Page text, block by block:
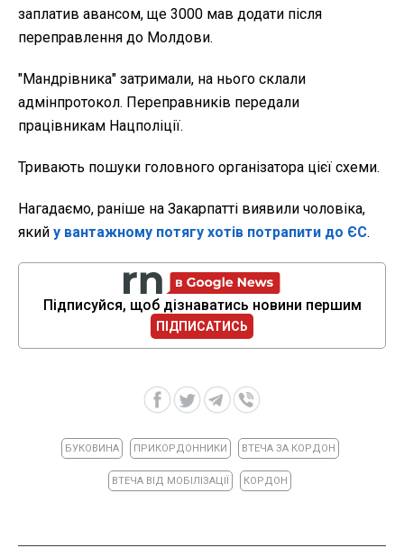
заплатив авансом, ще 3000 мав додати після
переправлення до Молдови.
"Мандрівника" затримали, на нього склали
адмінпротокол. Переправників передали
працівникам Нацполіції.
Тривають пошуки головного організатора цієї схеми.
Нагадаємо, раніше на Закарпатті виявили чоловіка,
який у вантажному потягу хотів потрапити до ЄС.
Підписуйся, щоб дізнаватись новини першим
ПІДПИСАТИСЬ
БУКОВИНА ПРИКОРДОННИКИ ВТЕЧА ЗА КОРДОН
ВТЕЧА ВІД МОБІЛІЗАЦІЇ КОРДОН